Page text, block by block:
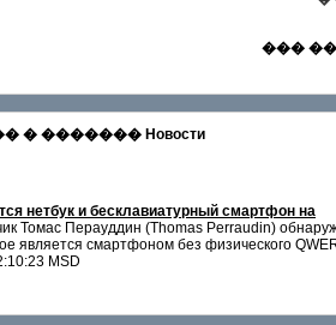
���
������� Новости
нетбук и бесклавиатурный смартфон на
Томас Перауддин (Thomas Perraudin)
является смартфоном без физического
MSD